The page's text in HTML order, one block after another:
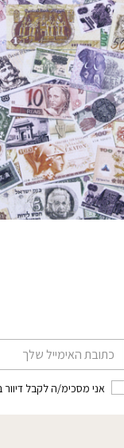
אני מסכימ/ה לקבל דיוור